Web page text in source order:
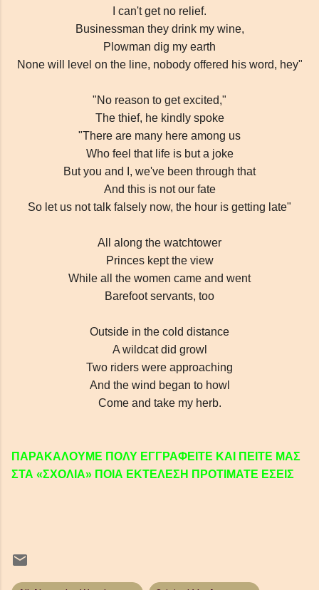
I can't get no relief.
Businessman they drink my wine,
Plowman dig my earth
None will level on the line, nobody offered his word, hey"
"No reason to get excited,"
The thief, he kindly spoke
"There are many here among us
Who feel that life is but a joke
But you and I, we've been through that
And this is not our fate
So let us not talk falsely now, the hour is getting late"
All along the watchtower
Princes kept the view
While all the women came and went
Barefoot servants, too
Outside in the cold distance
A wildcat did growl
Two riders were approaching
And the wind began to howl
Come and take my herb.
ΠΑΡΑΚΑΛΟΥΜΕ ΠΟΛΥ ΕΓΓΡΑΦΕΙΤΕ ΚΑΙ ΠΕΙΤΕ ΜΑΣ
ΣΤΑ «ΣΧΟΛΙΑ» ΠΟΙΑ ΕΚΤΕΛΕΣΗ ΠΡΟΤΙΜΑΤΕ ΕΣΕΙΣ
απλές συμβουλές Blogger